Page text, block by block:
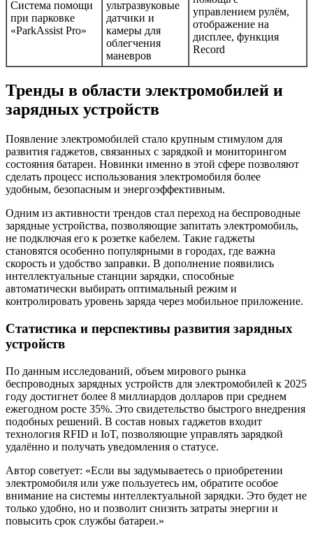
Система помощи
при парковке
«ParkAssist Pro»
ультразвуковые
датчики и
камеры для
облегчения
маневров
управлением рулём,
отображение на
дисплее, функция
Record
Тренды в области электромобилей и
зарядных устройств
Появление электромобилей стало крупным стимулом для
развития гаджетов, связанных с зарядкой и мониторингом
состояния батареи. Новинки именно в этой сфере позволяют
сделать процесс использования электромобиля более
удобным, безопасным и энергоэффективным.
Одним из активности трендов стал переход на беспроводные
зарядные устройства, позволяющие запитать электромобиль,
не подключая его к розетке кабелем. Такие гаджеты
становятся особенно популярными в городах, где важна
скорость и удобство заправки. В дополнение появились
интеллектуальные станции зарядки, способные
автоматически выбирать оптимальный режим и
контролировать уровень заряда через мобильное приложение.
Статистика и перспективы развития зарядных
устройств
По данным исследований, объем мирового рынка
беспроводных зарядных устройств для электромобилей к 2025
году достигнет более 8 миллиардов долларов при среднем
ежегодном росте 35%. Это свидетельство быстрого внедрения
подобных решений. В состав новых гаджетов входит
технология RFID и IoT, позволяющие управлять зарядкой
удалённо и получать уведомления о статусе.
Автор советует: «Если вы задумываетесь о приобретении
электромобиля или уже пользуетесь им, обратите особое
внимание на системы интеллектуальной зарядки. Это будет не
только удобно, но и позволит снизить затраты энергии и
повысить срок службы батареи.»